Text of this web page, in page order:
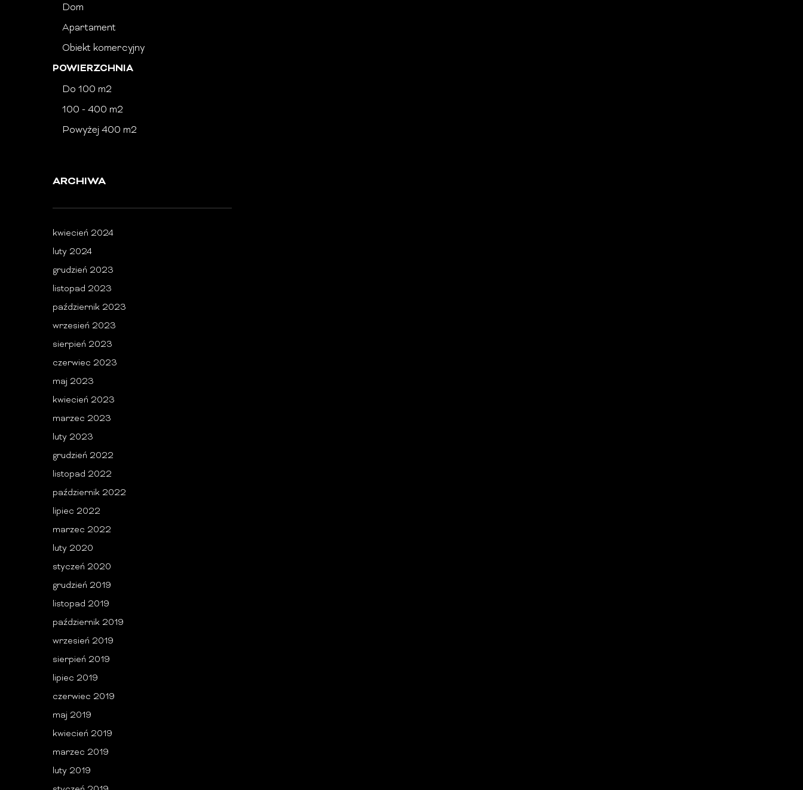
Dom
Apartament
Obiekt komercyjny
POWIERZCHNIA
Do 100 m2
100 - 400 m2
Powyżej 400 m2
ARCHIWA
kwiecień 2024
luty 2024
grudzień 2023
listopad 2023
październik 2023
wrzesień 2023
sierpień 2023
czerwiec 2023
maj 2023
kwiecień 2023
marzec 2023
luty 2023
grudzień 2022
listopad 2022
październik 2022
lipiec 2022
marzec 2022
luty 2020
styczeń 2020
grudzień 2019
listopad 2019
październik 2019
wrzesień 2019
sierpień 2019
lipiec 2019
czerwiec 2019
maj 2019
kwiecień 2019
marzec 2019
luty 2019